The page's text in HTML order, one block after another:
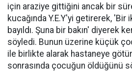
için araziye gittiğini ancak bir
kucağında Y.E.Y'yi getirerek, 'Bir
bayıldı. Şuna bir bakın' diyerek
söyledi. Bunun üzerine küçük
ile birlikte alarak hastaneye
sonrasında çocuğun öldüğünü